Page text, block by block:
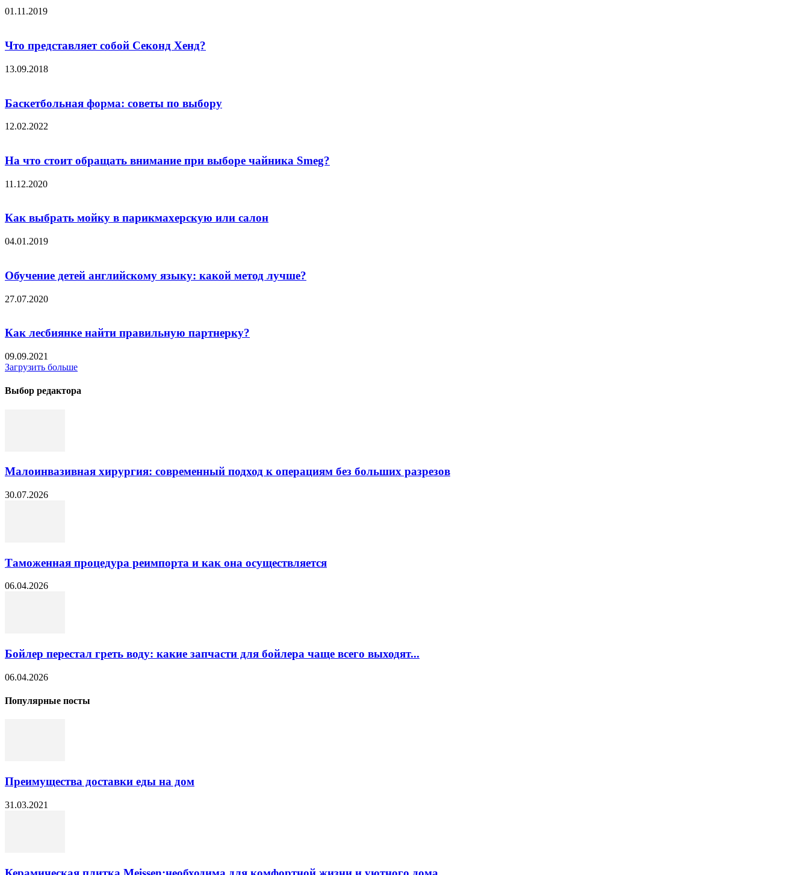
01.11.2019
Что представляет собой Секонд Хенд?
13.09.2018
Баскетбольная форма: советы по выбору
12.02.2022
На что стоит обращать внимание при выборе чайника Smeg?
11.12.2020
Как выбрать мойку в парикмахерскую или салон
04.01.2019
Обучение детей английскому языку: какой метод лучше?
27.07.2020
Как лесбиянке найти правильную партнерку?
09.09.2021
Загрузить больше
Выбор редактора
Малоинвазивная хирургия: современный подход к операциям без больших разрезов
30.07.2026
Таможенная процедура реимпорта и как она осуществляется
06.04.2026
Бойлер перестал греть воду: какие запчасти для бойлера чаще всего выходят...
06.04.2026
Популярные посты
Преимущества доставки еды на дом
31.03.2021